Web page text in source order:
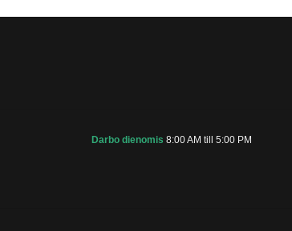
Darbo dienomis 8:00 AM till 5:00 PM